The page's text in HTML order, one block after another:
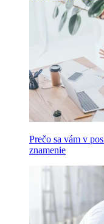
Prečo sa vám v
znamenie